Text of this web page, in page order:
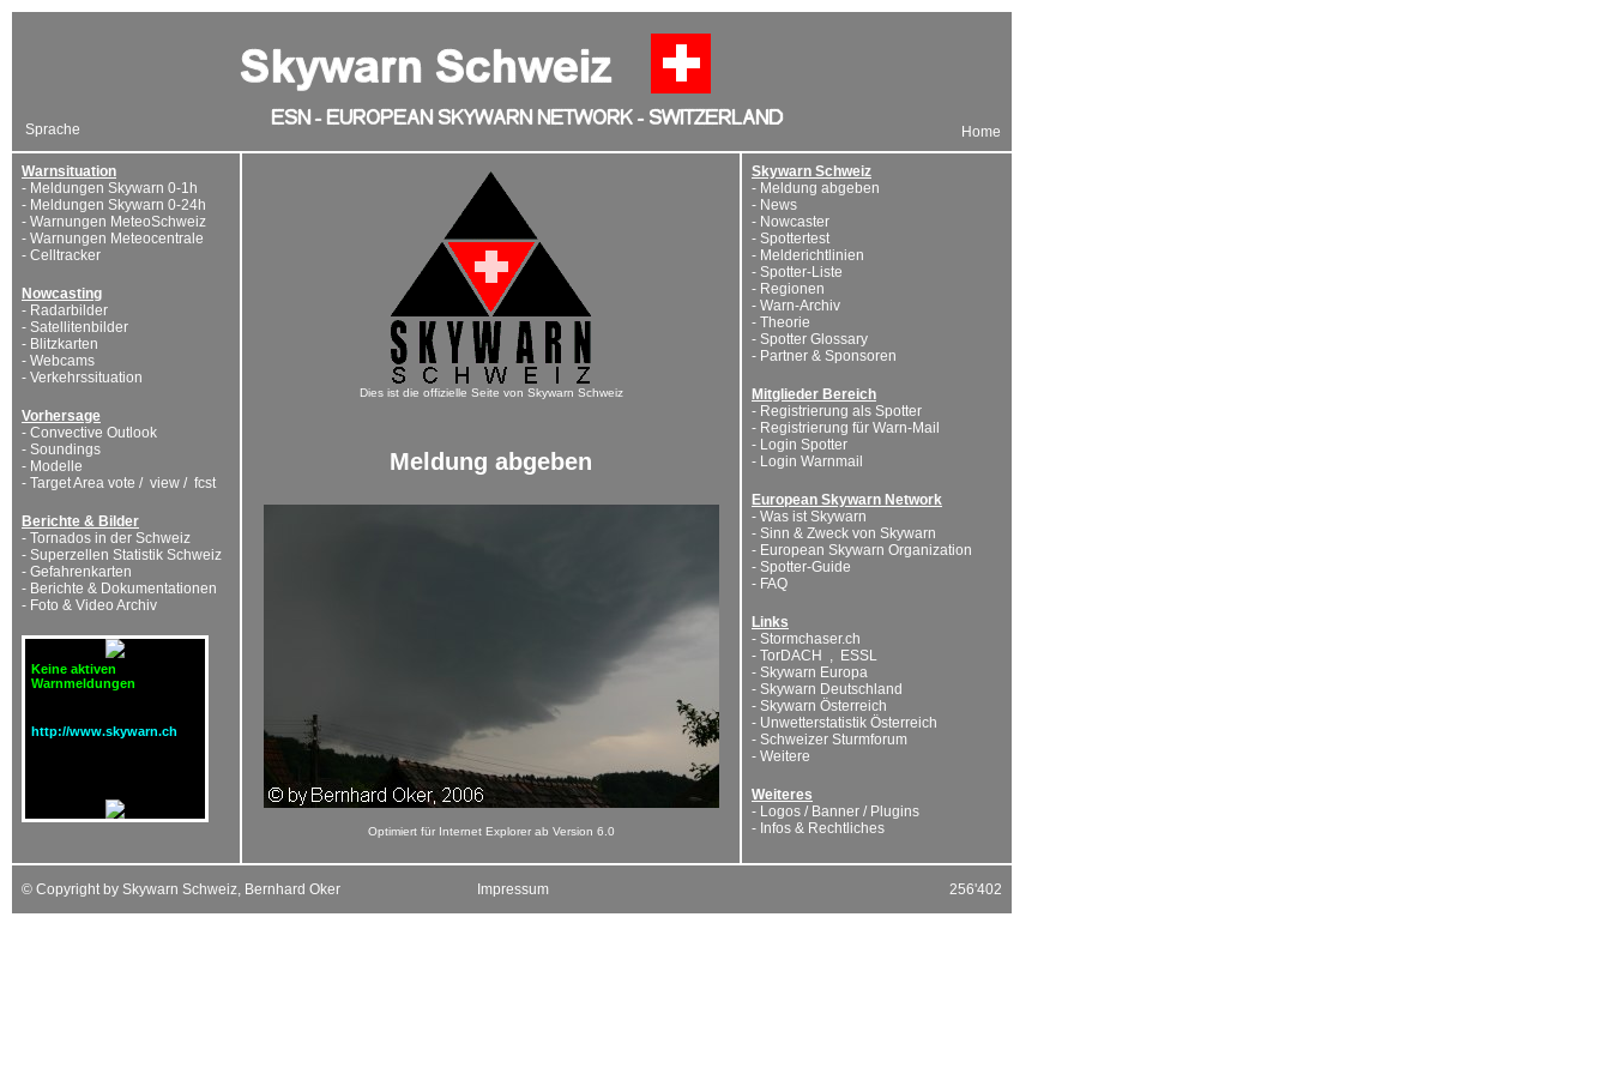
Sprache Home
Warnsituation
- Meldungen Skywarn 0-1h
- Meldungen Skywarn 0-24h
- Warnungen MeteoSchweiz
- Warnungen Meteocentrale
- Celltracker
Nowcasting
- Radarbilder
- Satellitenbilder
- Blitzkarten
- Webcams
- Verkehrssituation
Vorhersage
- Convective Outlook
- Soundings
- Modelle
- Target Area vote / view / fcst
Berichte & Bilder
- Tornados in der Schweiz
- Superzellen Statistik Schweiz
- Gefahrenkarten
- Berichte & Dokumentationen
- Foto & Video Archiv
Keine aktiven
Warnmeldungen
Dies ist die offizielle Seite von Skywarn Schweiz
Meldung abgeben
Optimiert für Internet Explorer ab Version 6.0
Skywarn Schweiz
- Meldung abgeben
- News
- Nowcaster
- Spottertest
- Melderichtlinien
- Spotter-Liste
- Regionen
- Warn-Archiv
- Theorie
- Spotter Glossary
- Partner & Sponsoren
Mitglieder Bereich
- Registrierung als Spotter
- Registrierung für Warn-Mail
- Login Spotter
- Login Warnmail
European Skywarn Network
- Was ist Skywarn
- Sinn & Zweck von Skywarn
- European Skywarn Organization
- Spotter-Guide
- FAQ
Links
- Stormchaser.ch
- TorDACH , ESSL
- Skywarn Europa
- Skywarn Deutschland
- Skywarn Österreich
- Unwetterstatistik Österreich
- Schweizer Sturmforum
- Weitere
Weiteres
- Logos / Banner / Plugins
- Infos & Rechtliches
© Copyright by Skywarn Schweiz, Bernhard Oker Impressum 256'402